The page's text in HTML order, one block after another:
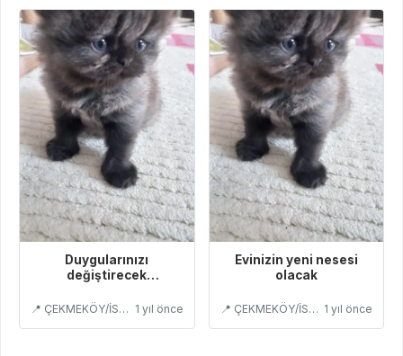
Duygularınızı
değiştirecek
📍 ÇEKMEKÖY/İSTANBUL 1 yıl önce
Evinizin yeni nesesi
olacak
📍 ÇEKMEKÖY/İSTANBUL 1 yıl önce